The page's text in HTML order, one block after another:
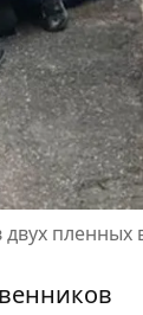
двух пленных